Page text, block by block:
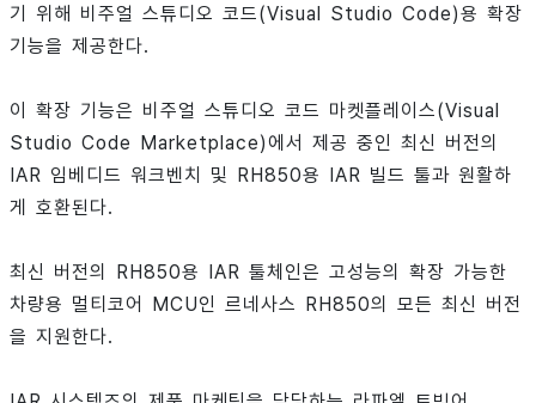
기 위해 비주얼 스튜디오 코드(Visual Studio Code)용 확장
기능을 제공한다.
이 확장 기능은 비주얼 스튜디오 코드 마켓플레이스(Visual
Studio Code Marketplace)에서 제공 중인 최신 버전의
IAR 임베디드 워크벤치 및 RH850용 IAR 빌드 툴과 원활하
게 호환된다.
최신 버전의 RH850용 IAR 툴체인은 고성능의 확장 가능한
차량용 멀티코어 MCU인 르네사스 RH850의 모든 최신 버전
을 지원한다.